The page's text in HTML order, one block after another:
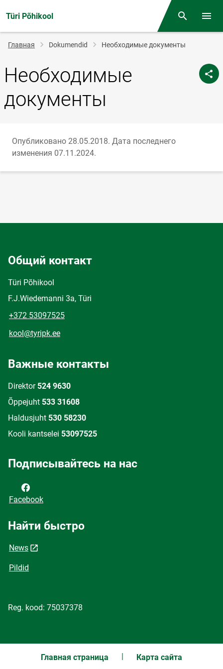
Türi Põhikool Поиск
Строка
навигации
Главная Dokumendid Необходимые документы
Необходимые
документы
Опубликовано 28.05.2018. Дата последнего
изменения 07.11.2024.
Общий контакт
Türi Põhikool
F.J.Wiedemanni 3a, Türi
+372 53097525
kool@tyripk.ee
Важные контакты
Direktor 524 9630
Õppejuht 533 31608
Haldusjuht 530 58230
Kooli kantselei 53097525
Подписывайтесь на нас
Facebook
Найти быстро
News
Pildid
Reg. kood: 75037378
Главная страница Карта сайта